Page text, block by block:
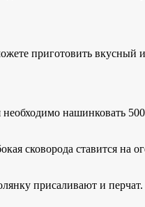
приготовить
нашинковать
сковорода ставится на
присаливают и